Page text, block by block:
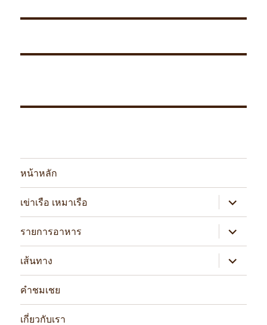
หน้าหลัก
เข่าเรือ เหมาเรือ
expand
child
menu
รายการอาหาร
expand
child
menu
เส้นทาง
expand
child
menu
คำชมเชย
เกี่ยวกับเรา